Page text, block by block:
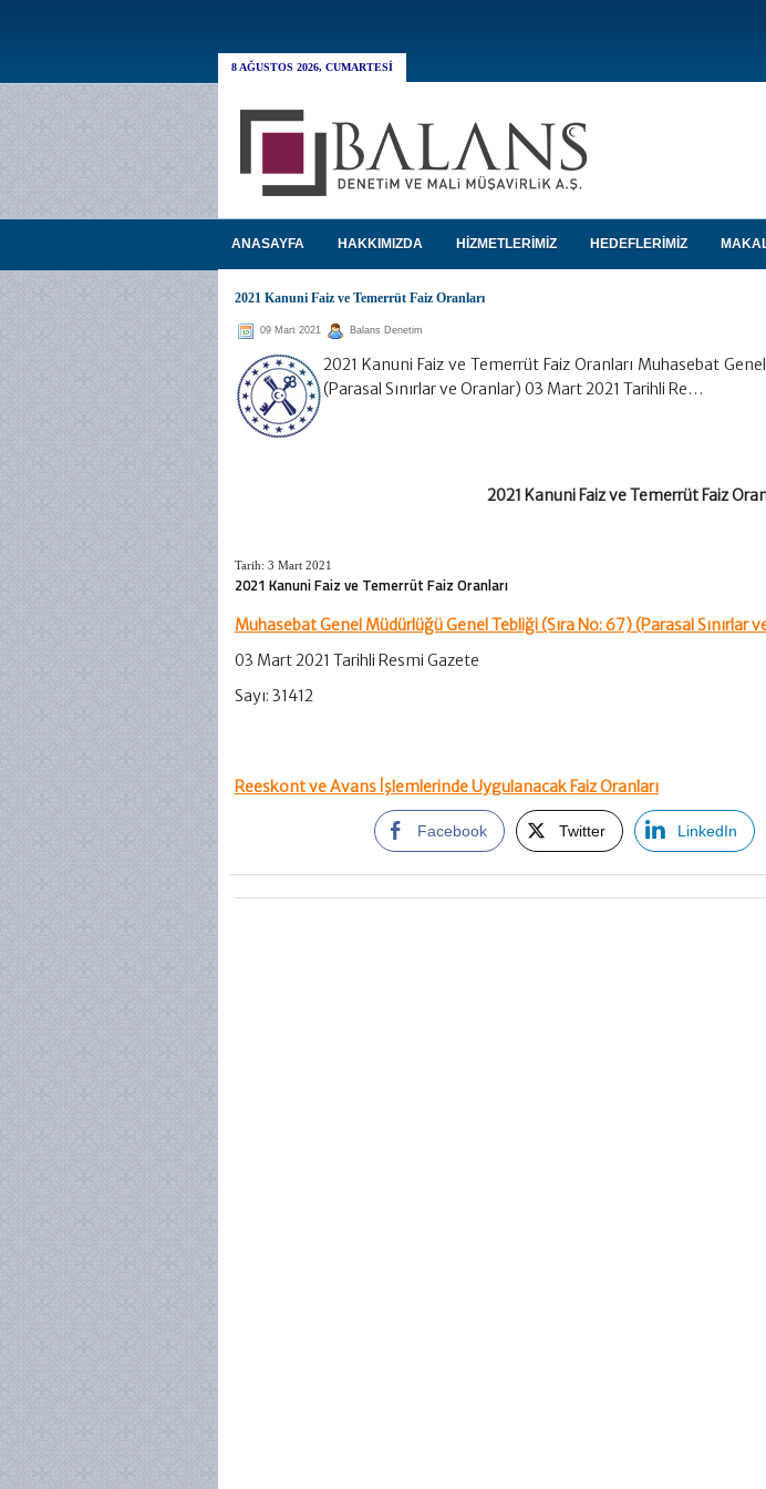
8 AĞUSTOS 2026, CUMARTESI
ANASAYFA HAKKIMIZDA HİZMETLERİMİZ HEDEFLERİMİZ
2021 Kanuni Faiz ve Temerrüt Faiz Oranları
09 Mart 2021 Balans Denetim
2021 Kanuni Faiz ve Temerrüt Faiz Oranları Muhasebat
(Parasal Sınırlar ve Oranlar) 03 Mart 2021 Tarihli Re…
2021 Kanuni Faiz ve Temerrüt Faiz
Tarih: 3 Mart 2021
2021 Kanuni Faiz ve Temerrüt Faiz Oranları
Muhasebat Genel Müdürlüğü Genel Tebliği (Sıra No: 67) (Parasal Sınırlar
03 Mart 2021 Tarihli Resmi Gazete
Sayı: 31412
Reeskont ve Avans İşlemlerinde Uygulanacak Faiz Oranları
Facebook Twitter LinkedIn